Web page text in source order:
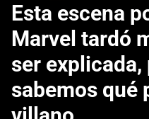
Esta escena
Marvel tardó
ser explicada,
sabemos qué